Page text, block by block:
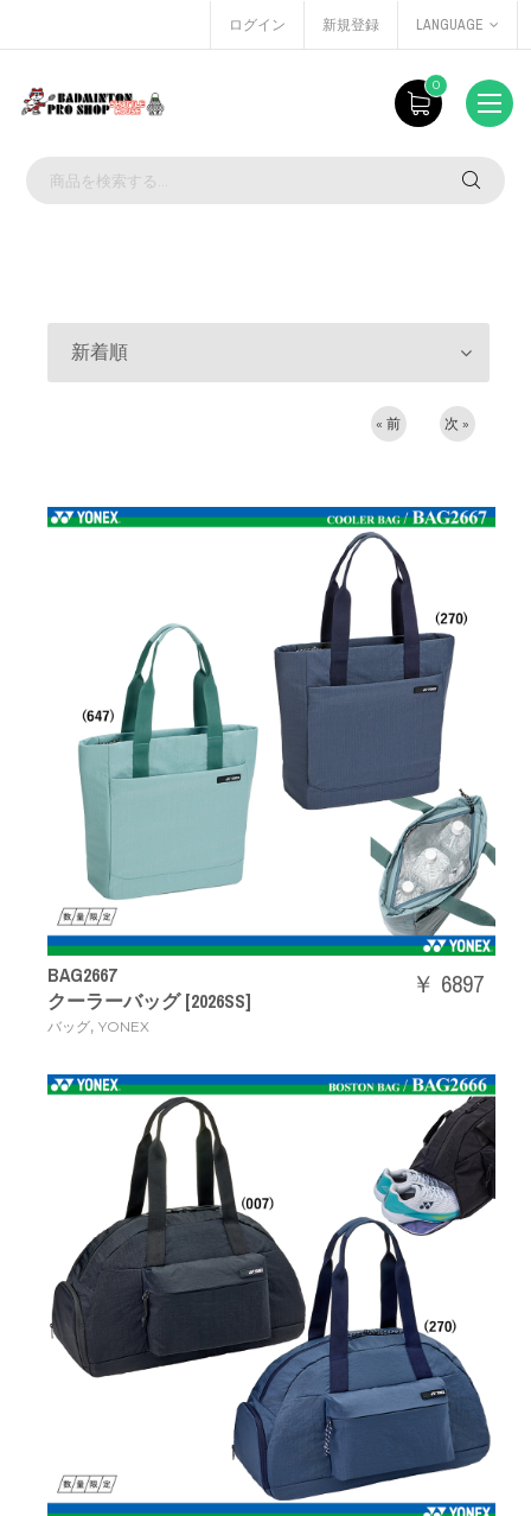
ログイン 新規登録 LANGUAGE
0
新着順
« 前 次 »
BAG2667
クーラーバッグ [2026SS]
バッグ, YONEX
￥ 6897